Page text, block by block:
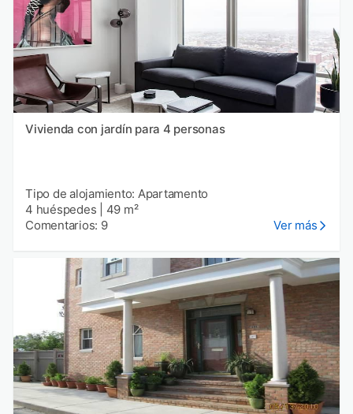
Vivienda con jardín para 4 personas
Tipo de alojamiento: Apartamento
4 huéspedes
49 m²
Comentarios: 9
Ver más